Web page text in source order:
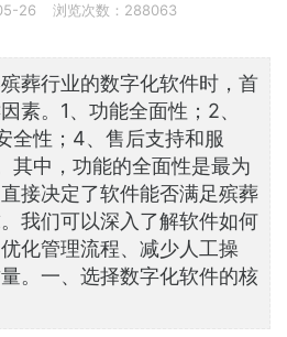
26 浏览次数：288063
葬行业的数字化软件时，首
素。1、功能全面性；2、
全性；4、售后支持和服
其中，功能的全面性是最为
接决定了软件能否满足殡葬
我们可以深入了解软件如何
化管理流程、减少人工操
。一、选择数字化软件的核